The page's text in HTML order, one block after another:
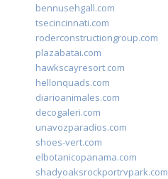
bennusehgall.com
tsecincinnati.com
roderconstructiongroup.com
plazabatai.com
hawkscayresort.com
hellonquads.com
diarioanimales.com
decogaleri.com
unavozparadios.com
shoes-vert.com
elbotanicopanama.com
shadyoaksrockportrvpark.com